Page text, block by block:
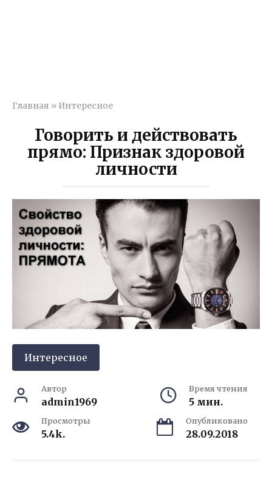
Главная » Интересное
Говорить и действовать
прямо: Признак здоровой
личности
Интересное
Автор
admin1969
Время чтения
5 мин.
Просмотры
5.4k.
Опубликовано
28.09.2018